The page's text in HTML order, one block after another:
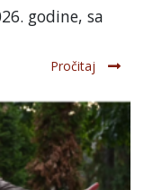
godine, sa
Pročitaj